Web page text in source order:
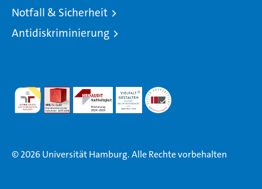
Notfall & Sicherheit
Antidiskriminierung
© 2026 Universität Hamburg. Alle Rechte vorbehalten